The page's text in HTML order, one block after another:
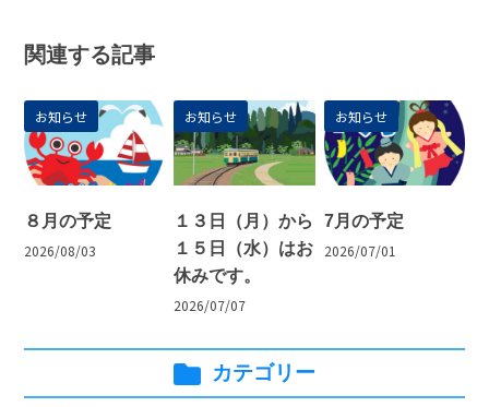
関連する記事
お知らせ
８月の予定
2026/08/03
お知らせ
１３日（月）から
１５日（水）はお
休みです。
2026/07/07
お知らせ
7月の予定
2026/07/01
カテゴリー